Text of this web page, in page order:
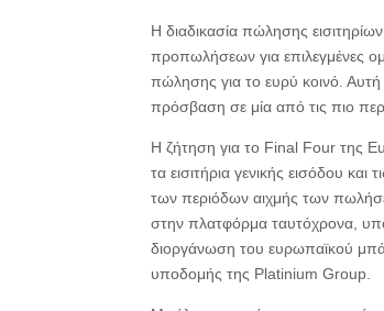
Η διαδικασία πώλησης
προπωλήσεων για επιλεγμένες
πώλησης για το ευρύ κοινό.
πρόσβαση σε μία από τις πιο
Η ζήτηση για το Final Four της
τα εισιτήρια γενικής εισόδου
των περιόδων αιχμής των
στην πλατφόρμα ταυτόχρονα,
διοργάνωση του ευρωπαϊκού
υποδομής της Platinium Group.